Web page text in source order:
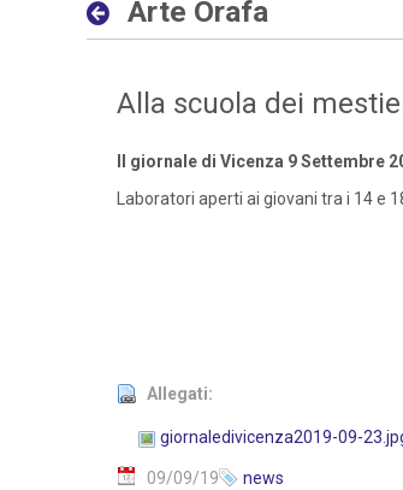
Arte Orafa
Alla scuola dei
Il giornale di Vicenza 9 Settembre
Laboratori aperti ai giovani tra i 14 e
Allegati:
giornaledivicenza2019-09-
09/09/19 news